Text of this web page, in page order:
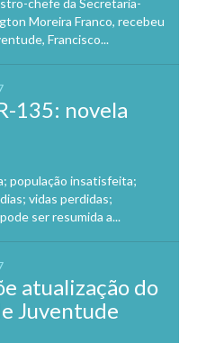
Moreira Franco, recebeu
Francisco...
135: novela
população insatisfeita;
vidas perdidas;
ser resumida a...
atualização do
Juventude